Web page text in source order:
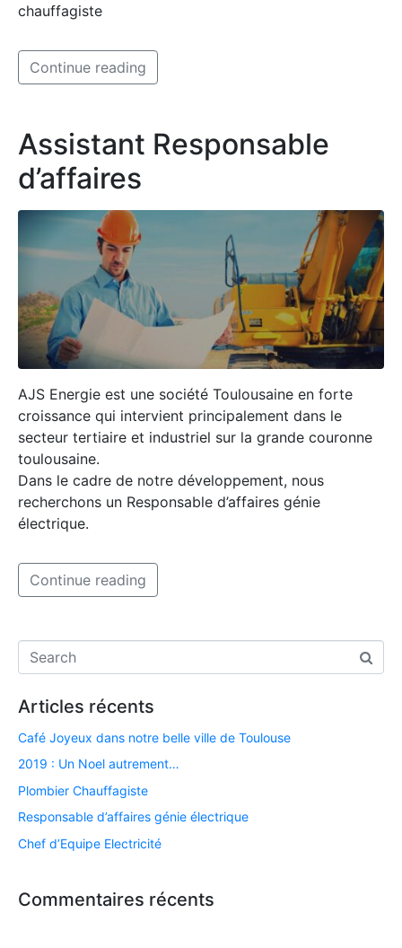
chauffagiste
Continue reading
Assistant Responsable
d’affaires
AJS Energie est une société Toulousaine en forte
croissance qui intervient principalement dans le
secteur tertiaire et industriel sur la grande couronne
toulousaine.
Dans le cadre de notre développement, nous
recherchons un Responsable d’affaires génie
électrique.
Continue reading
Articles récents
Café Joyeux dans notre belle ville de Toulouse
2019 : Un Noel autrement…
Plombier Chauffagiste
Responsable d’affaires génie électrique
Chef d’Equipe Electricité
Commentaires récents